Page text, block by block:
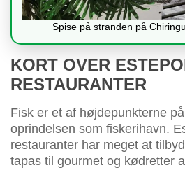
Spise på stranden på
KORT OVER
RESTAURANTER
Fisk er et af højdepunkterne
oprindelsen som fiskerihavn.
restauranter har meget at
tapas til gourmet og kødretter